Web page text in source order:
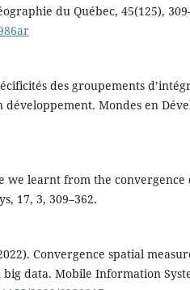
du Québec, 45(125),
des groupements
développement. Mondes en
we learnt from the convergence
17, 3, 309–362.
Convergence spatial
data. Mobile Information